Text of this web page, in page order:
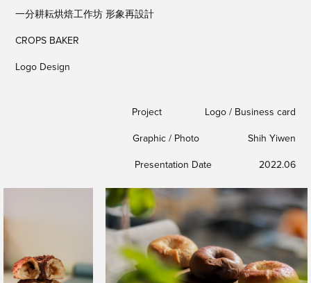
一分耕耘烘焙工作坊 形象再設計
CROPS BAKER
Logo Design
Project Logo / Business card
Graphic / Photo Shih Yiwen
Presentation Date 2022.06